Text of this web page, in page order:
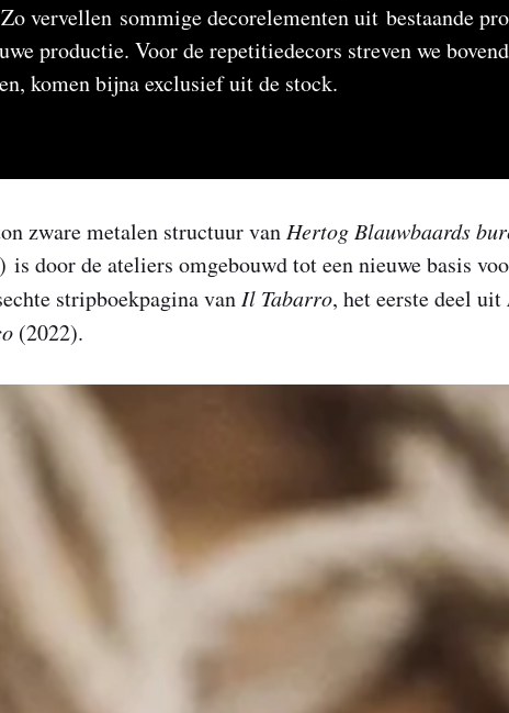
vervellen sommige decorelementen uit bestaande
productie. Voor de repetitiedecors streven we
komen bijna exclusief uit de stock.
zware metalen structuur van Hertog Blauwbaards
is door de ateliers omgebouwd tot een nieuwe basis
stripboekpagina van Il Tabarro, het eerste deel uit
(2022).